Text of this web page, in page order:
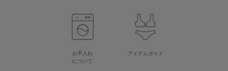
お手入れ
について
アイテムガイド